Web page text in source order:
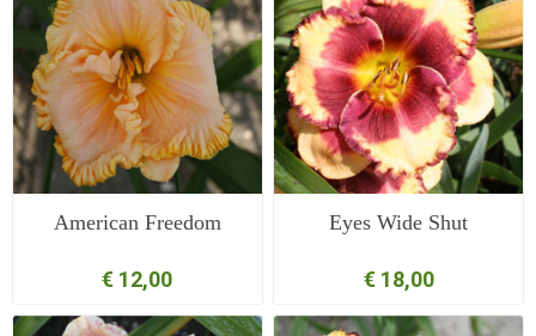
American Freedom
€ 12,00
Eyes Wide Shut
€ 18,00